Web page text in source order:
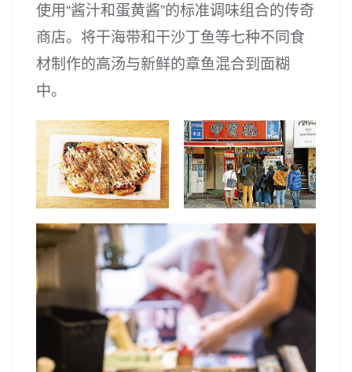
使用“酱汁和蛋黄酱”的标准调味组合的传奇
商店。将干海带和干沙丁鱼等七种不同食
材制作的高汤与新鲜的章鱼混合到面糊
中。